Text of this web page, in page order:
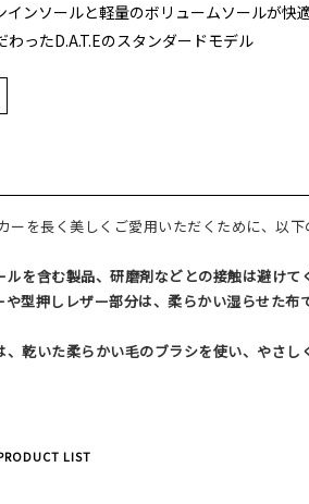
ンソールと軽量のボリュームソールが快適
わったD.A.T.Eのスタンダードモデル
ーを長く美しくご愛用いただくために、以
を含む製品、研磨剤などとの接触は避けて
や型押しレザー部分は、柔らかい湿らせた布
、乾いた柔らかい毛のブラシを使い、やさし
LIST